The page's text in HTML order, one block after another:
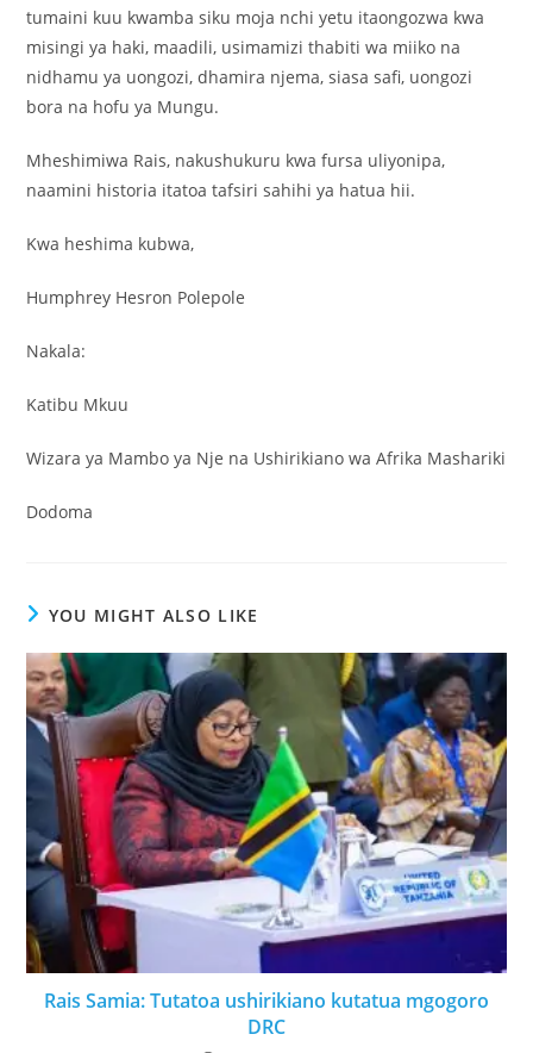
tumaini kuu kwamba siku moja nchi yetu itaongozwa kwa
misingi ya haki, maadili, usimamizi thabiti wa miiko na
nidhamu ya uongozi, dhamira njema, siasa safi, uongozi
bora na hofu ya Mungu.
Mheshimiwa Rais, nakushukuru kwa fursa uliyonipa,
naamini historia itatoa tafsiri sahihi ya hatua hii.
Kwa heshima kubwa,
Humphrey Hesron Polepole
Nakala:
Katibu Mkuu
Wizara ya Mambo ya Nje na Ushirikiano wa Afrika Mashariki
Dodoma
YOU MIGHT ALSO LIKE
Rais Samia: Tutatoa ushirikiano kutatua mgogoro
DRC